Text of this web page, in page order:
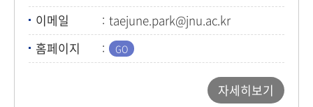
이메일
taejune.park@jnu.ac.kr
홈페이지
자세히보기